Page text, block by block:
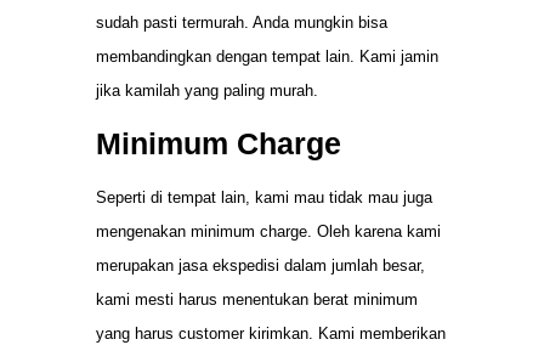
sudah pasti termurah. Anda mungkin bisa
membandingkan dengan tempat lain. Kami jamin
jika kamilah yang paling murah.
Minimum Charge
Seperti di tempat lain, kami mau tidak mau juga
mengenakan minimum charge. Oleh karena kami
merupakan jasa ekspedisi dalam jumlah besar,
kami mesti harus menentukan berat minimum
yang harus customer kirimkan. Kami memberikan